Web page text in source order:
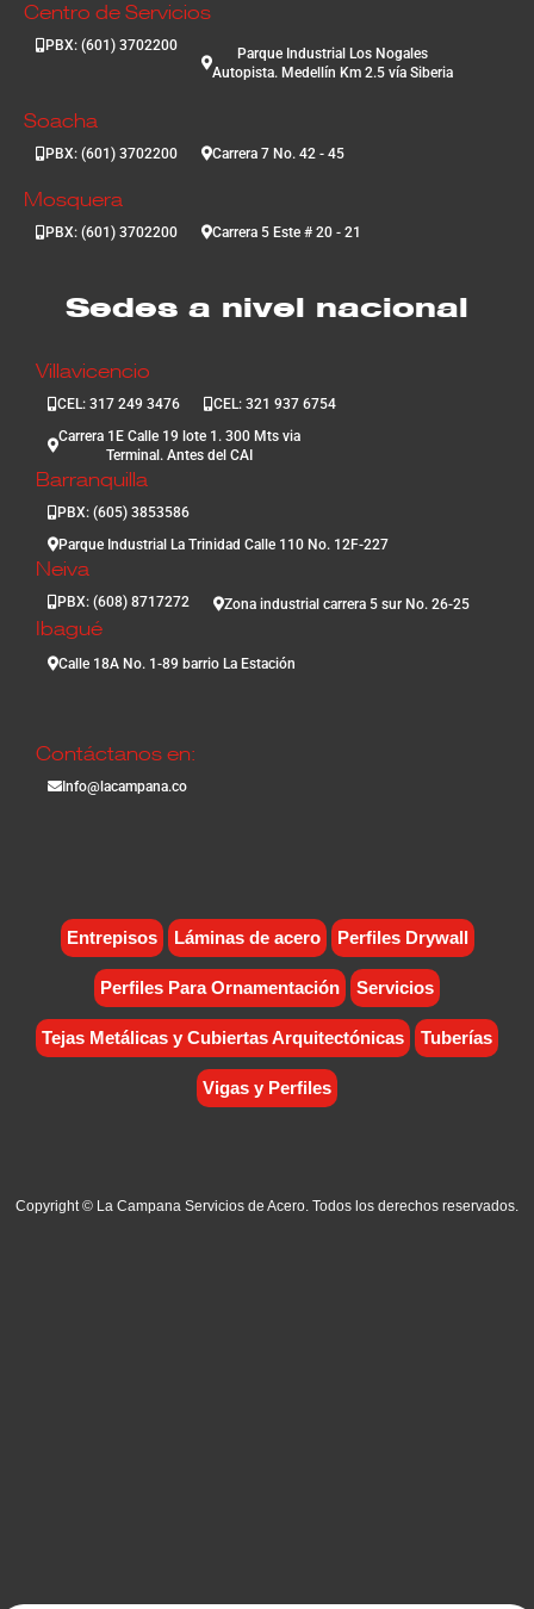
Centro de Servicios
PBX: (601) 3702200
Parque Industrial Los Nogales
Autopista. Medellín Km 2.5 vía Siberia
Soacha
PBX: (601) 3702200 Carrera 7 No. 42 - 45
Mosquera
PBX: (601) 3702200 Carrera 5 Este # 20 - 21
Sedes a nivel nacional
Villavicencio
CEL: 317 249 3476
CEL: 321 937 6754
Carrera 1E Calle 19 lote 1. 300 Mts via
Terminal. Antes del CAI
Barranquilla
PBX: (605) 3853586
Parque Industrial La Trinidad Calle 110 No. 12F-227
Neiva
PBX: (608) 8717272 Zona industrial carrera 5 sur No. 26-25
Ibagué
Calle 18A No. 1-89 barrio La Estación
Contáctanos en:
Info@lacampana.co
Entrepisos Láminas de acero Perfiles Drywall
Perfiles Para Ornamentación Servicios
Tejas Metálicas y Cubiertas Arquitectónicas Tuberías
Vigas y Perfiles
Copyright © La Campana Servicios de Acero. Todos los derechos reservados.